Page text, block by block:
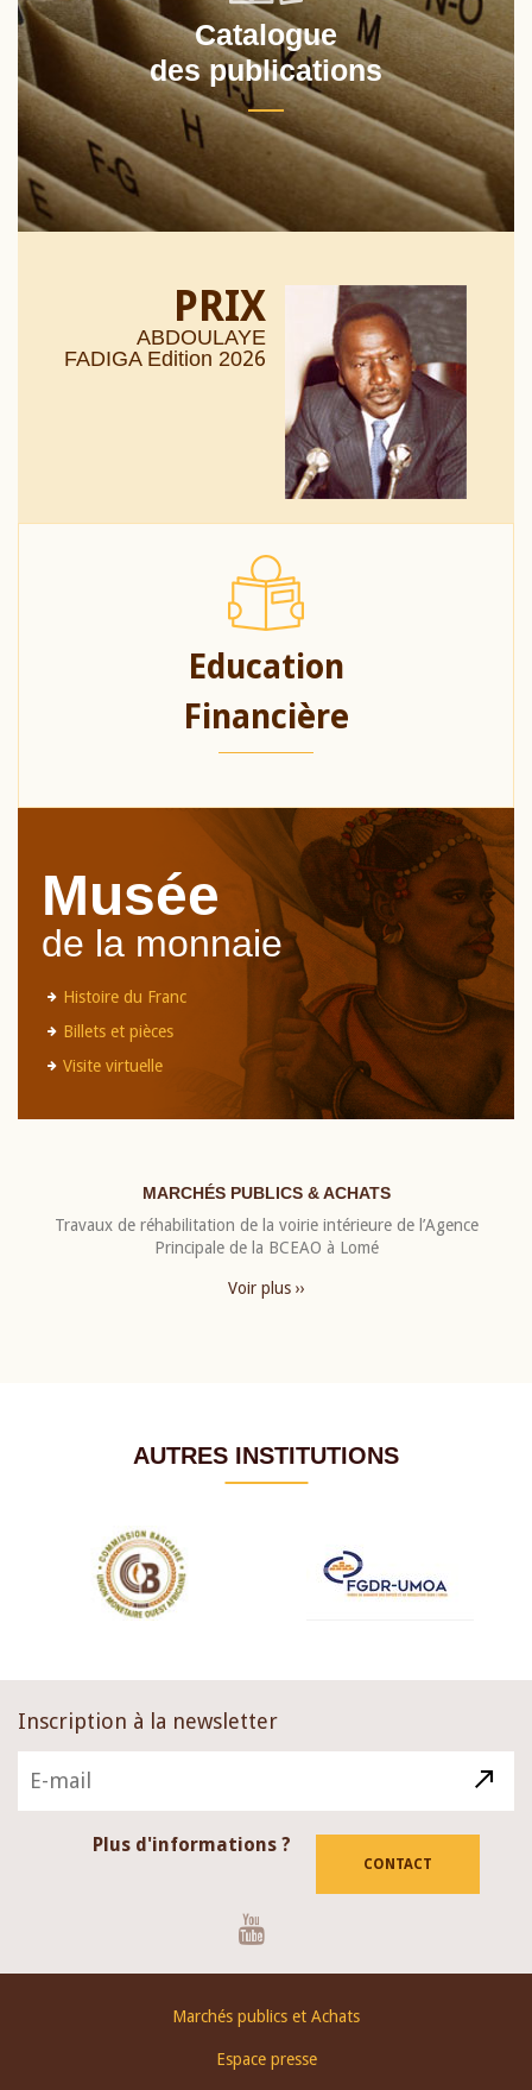
Catalogue
des publications
PRIX
ABDOULAYE
FADIGA Edition 2026
Education
Financière
Musée
de la monnaie
Histoire du Franc
Billets et pièces
Visite virtuelle
MARCHÉS PUBLICS & ACHATS
Travaux de réhabilitation de la voirie intérieure de l’Agence
Principale de la BCEAO à Lomé
Voir plus ››
AUTRES INSTITUTIONS
Inscription à la newsletter
Plus d'informations ?
CONTACT
Marchés publics et Achats
Espace presse